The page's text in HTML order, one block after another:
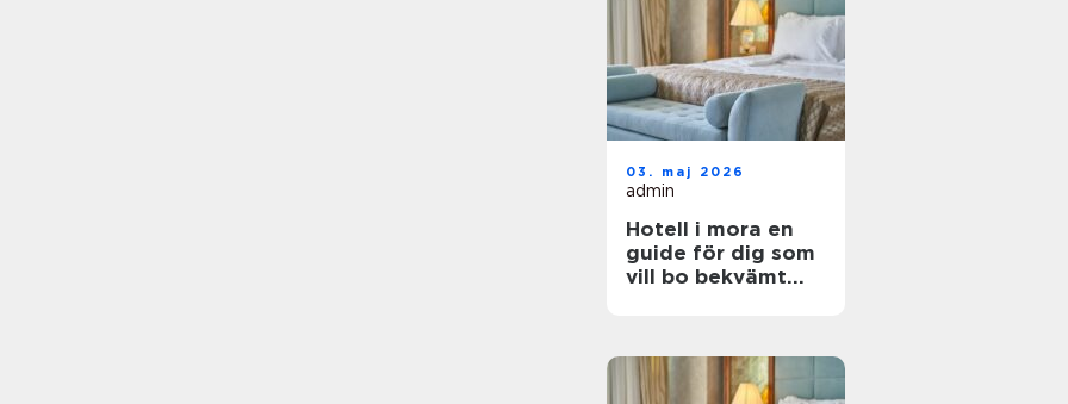
03. maj 2026
admin
Hotell i mora en
guide för dig som
vill bo bekvämt